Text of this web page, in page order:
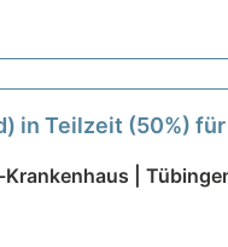
in Teilzeit (50%)
|